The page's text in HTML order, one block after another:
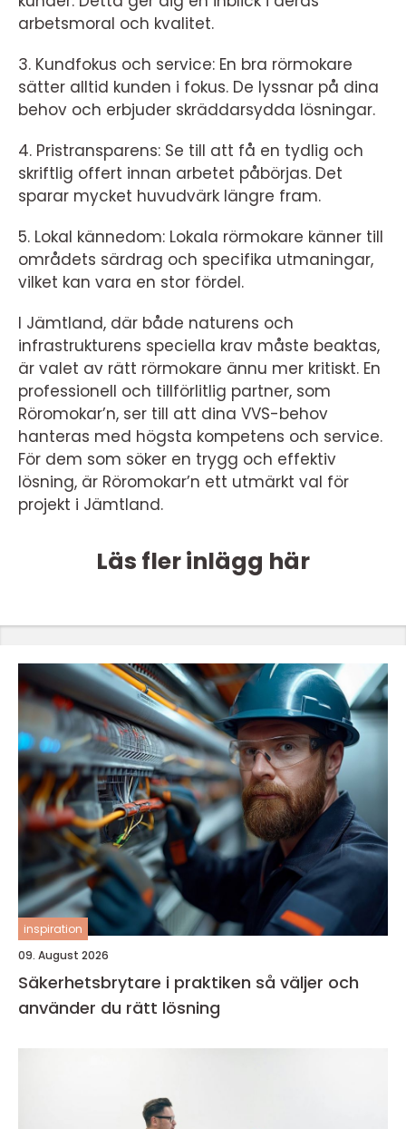
arbetsmoral och kvalitet.
3. Kundfokus och service: En bra rörmokare
sätter alltid kunden i fokus. De lyssnar på dina
behov och erbjuder skräddarsydda lösningar.
4. Pristransparens: Se till att få en tydlig och
skriftlig offert innan arbetet påbörjas. Det
sparar mycket huvudvärk längre fram.
5. Lokal kännedom: Lokala rörmokare känner till
områdets särdrag och specifika utmaningar,
vilket kan vara en stor fördel.
I Jämtland, där både naturens och
infrastrukturens speciella krav måste beaktas,
är valet av rätt rörmokare ännu mer kritiskt. En
professionell och tillförlitlig partner, som
Röromokar’n, ser till att dina VVS-behov
hanteras med högsta kompetens och service.
För dem som söker en trygg och effektiv
lösning, är Röromokar’n ett utmärkt val för
projekt i Jämtland.
Läs fler inlägg här
inspiration
09. August 2026
Säkerhetsbrytare i praktiken så väljer och
använder du rätt lösning